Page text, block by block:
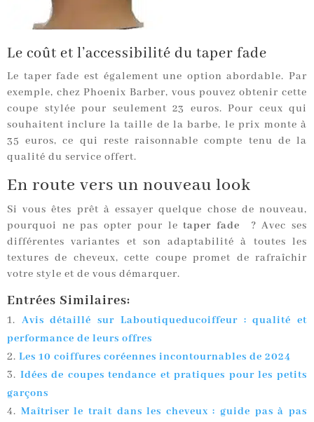
Le coût et l’accessibilité du taper fade
Le taper fade est également une option abordable. Par
exemple, chez Phoenix Barber, vous pouvez obtenir cette
coupe stylée pour seulement 23 euros. Pour ceux qui
souhaitent inclure la taille de la barbe, le prix monte à
35 euros, ce qui reste raisonnable compte tenu de la
qualité du service offert.
En route vers un nouveau look
Si vous êtes prêt à essayer quelque chose de nouveau,
pourquoi ne pas opter pour letaper fade ? Avec ses
différentes variantes et son adaptabilité à toutes les
textures de cheveux, cette coupe promet de rafraîchir
votre style et de vous démarquer.
Entrées Similaires:
Avis détaillé sur Laboutiqueducoiffeur : qualité et
performance de leurs offres
Les 10 coiffures coréennes incontournables de 2024
Idées de coupes tendance et pratiques pour les petits
garçons
Maîtriser le trait dans les cheveux : guide pas à pas